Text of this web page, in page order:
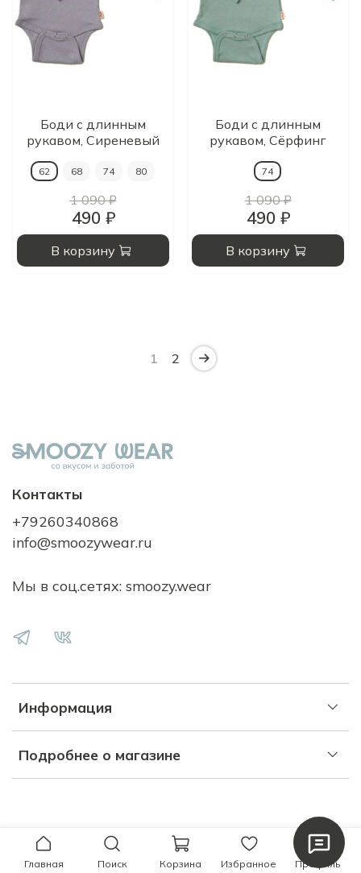
Боди с длинным
рукавом, Сиреневый
62 68 74 80
1 090 ₽
490 ₽
В корзину
Боди с длинным
рукавом, Сёрфинг
74
1 090 ₽
490 ₽
В корзину
1 2
Информация
Подробнее о магазине
Контакты
+79260340868
info@smoozywear.ru
Мы в соц.сетях: smoozy.wear
Главная Поиск Корзина Избранное Профиль